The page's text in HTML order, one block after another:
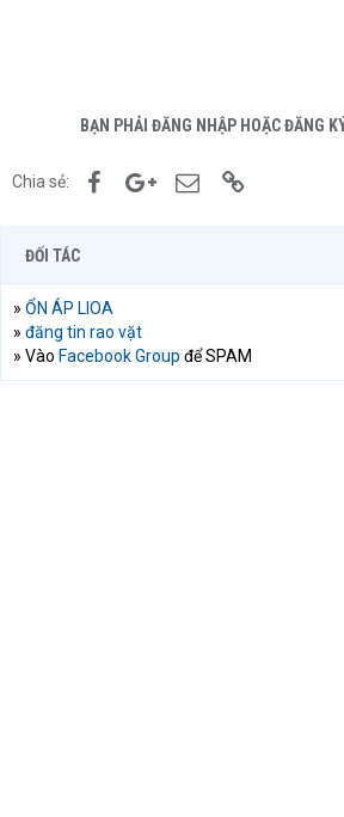
BẠN PHẢI ĐĂNG NHẬP HOẶC ĐĂNG
Chia sẻ: FacebookGoogle+Email
ĐỐI TÁC
» ỔN ÁP LIOA
» đăng tin rao vặt
» Vào Facebook Group để SPAM